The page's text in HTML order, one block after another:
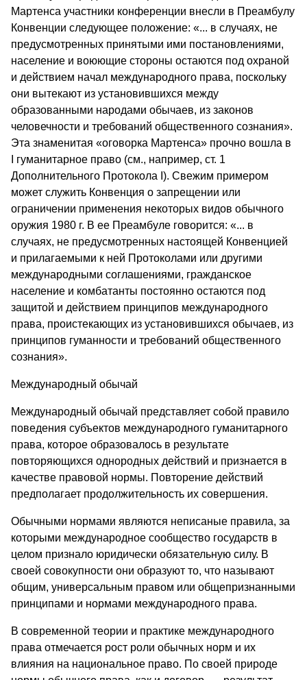
Мартенса участники конференции внесли в Преамбулу
Конвенции следующее положение: «... в случаях, не
предусмотренных принятыми ими постановлениями,
население и воюющие стороны остаются под охраной
и действием начал международного права, поскольку
они вытекают из установившихся между
образованными народами обычаев, из законов
человечности и требований общественного сознания».
Эта знаменитая «оговорка Мартенса» прочно вошла в
I гуманитарное право (см., например, ст. 1
Дополнительного Протокола I). Свежим примером
может служить Конвенция о запрещении или
ограничении применения некоторых видов обычного
оружия 1980 г. В ее Преамбуле говорится: «... в
случаях, не предусмотренных настоящей Конвенцией
и прилагаемыми к ней Протоколами или другими
международными соглашениями, гражданское
население и комбатанты постоянно остаются под
защитой и действием принципов международного
права, проистекающих из установившихся обычаев, из
принципов гуманности и требований общественного
сознания».
Международный обычай
Международный обычай представляет собой правило
поведения субъектов международного гуманитарного
права, которое образовалось в результате
повторяющихся однородных действий и признается в
качестве правовой нормы. Повторение действий
предполагает продолжительность их совершения.
Обычными нормами являются неписаные правила, за
которыми международное сообщество государств в
целом признало юридически обязательную силу. В
своей совокупности они образуют то, что называют
общим, универсальным правом или общепризнанными
принципами и нормами международного права.
В современной теории и практике международного
права отмечается рост роли обычных норм и их
влияния на национальное право. По своей природе